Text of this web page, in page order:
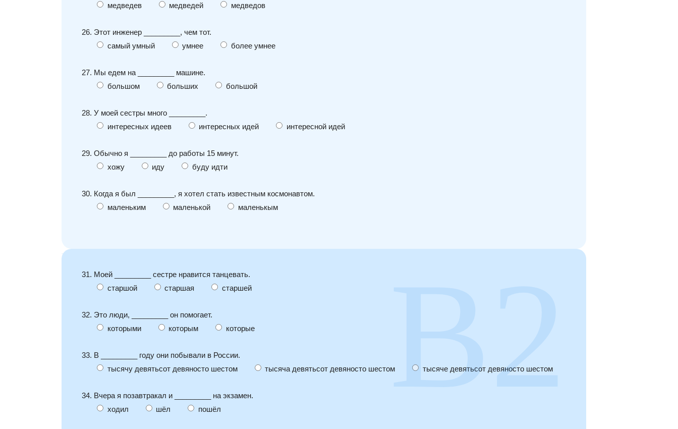
медведев
медведей медведов
26. Этот инженер _________, чем тот.
самый умный
умнее более умнее
27. Мы едем на _________ машине.
большом
больших большой
28. У моей сестры много _________.
интересных идеев
интересных идей интересной идей
29. Обычно я _________ до работы 15 минут.
хожу
иду буду идти
30. Когда я был _________, я хотел стать известным космонавтом.
маленьким
маленькой маленькым
31. Моей _________ сестре нравится танцевать.
старшой
старшая старшей
32. Это люди, _________ он помогает.
которыми
которым которые
33. В _________ году они побывали в России.
тысячу девятьсот девяносто шестом
тысяча девятьсот девяносто шестом тысяче девятьсот девяносто шестом
34. Вчера я позавтракал и _________ на экзамен.
ходил
шёл пошёл